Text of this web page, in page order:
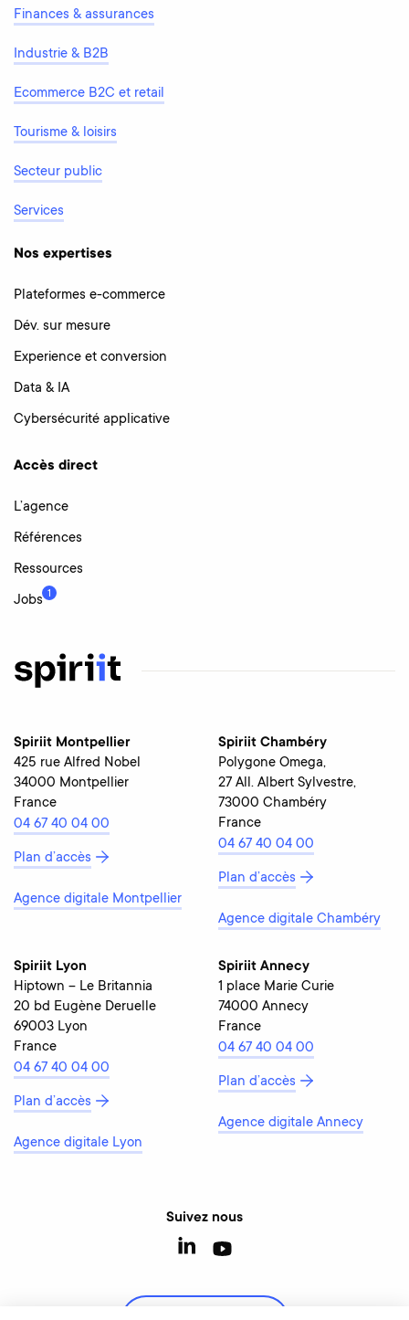
Finances & assurances
Industrie & B2B
Ecommerce B2C et retail
Tourisme & loisirs
Secteur public
Services
Nos expertises
Plateformes e-commerce
Dév. sur mesure
Experience et conversion
Data & IA
Cybersécurité applicative
Accès direct
L’agence
Références
Ressources
Jobs 1
Spiriit Montpellier
425 rue Alfred Nobel
34000 Montpellier
France
04 67 40 04 00
Plan d’accès
Agence digitale Montpellier
Spiriit Chambéry
Polygone Omega,
27 All. Albert Sylvestre,
73000 Chambéry
France
04 67 40 04 00
Plan d’accès
Agence digitale Chambéry
Spiriit Lyon
Hiptown – Le Britannia
20 bd Eugène Deruelle
69003 Lyon
France
04 67 40 04 00
Plan d’accès
Agence digitale Lyon
Spiriit Annecy
1 place Marie Curie
74000 Annecy
France
04 67 40 04 00
Plan d’accès
Agence digitale Annecy
Suivez nous